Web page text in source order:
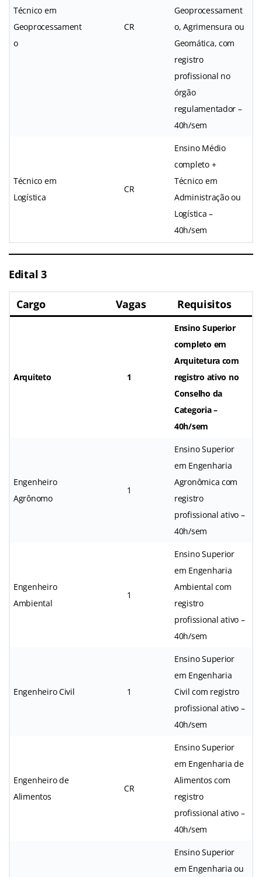
Técnico em
Geoprocessament
o
CR
Geoprocessament
o, Agrimensura ou
Geomática, com
registro
profissional no
órgão
regulamentador –
40h/sem
Técnico em
Logística
CR
Ensino Médio
completo +
Técnico em
Administração ou
Logística –
40h/sem
Edital 3
Cargo Vagas Requisitos
Arquiteto 1
Ensino Superior
completo em
Arquitetura com
registro ativo no
Conselho da
Categoria –
40h/sem
Engenheiro
Agrônomo
1
Ensino Superior
em Engenharia
Agronômica com
registro
profissional ativo –
40h/sem
Engenheiro
Ambiental
1
Ensino Superior
em Engenharia
Ambiental com
registro
profissional ativo –
40h/sem
Engenheiro Civil 1
Ensino Superior
em Engenharia
Civil com registro
profissional ativo –
40h/sem
Engenheiro de
Alimentos
CR
Ensino Superior
em Engenharia de
Alimentos com
registro
profissional ativo –
40h/sem
Ensino Superior
em Engenharia ou